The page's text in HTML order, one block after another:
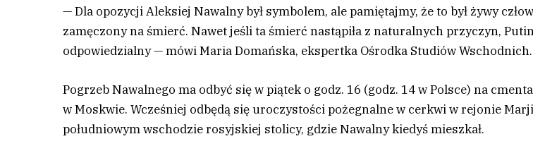
— Dla opozycji Aleksiej Nawalny był symbolem, ale pamiętajmy, że to był żywy
zamęczony na śmierć. Nawet jeśli ta śmierć nastąpiła z naturalnych przyczyn,
odpowiedzialny — mówi Maria Domańska, ekspertka Ośrodka Studiów Wschodnich.
Pogrzeb Nawalnego ma odbyć się w piątek o godz. 16 (godz. 14 w Polsce) na
w Moskwie. Wcześniej odbędą się uroczystości pożegnalne w cerkwi w rejonie
południowym wschodzie rosyjskiej stolicy, gdzie Nawalny kiedyś mieszkał.